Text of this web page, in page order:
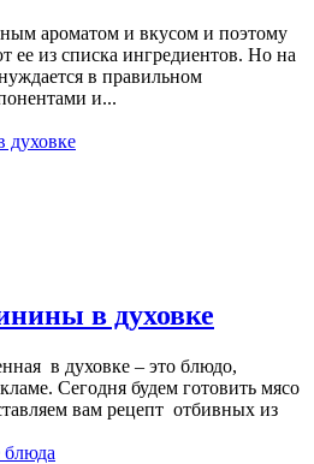
ароматом и вкусом и поэтому
ее из списка ингредиентов. Но на
в правильном
и...
в духовке
в духовке – это блюдо,
Сегодня будем готовить мясо
вам рецепт отбивных из